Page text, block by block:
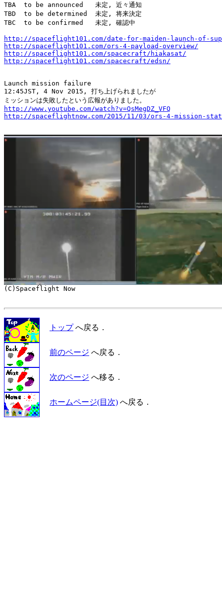
TBA  to be announced   未定, 近々通知
TBD  to be determined  未定, 将来決定
TBC  to be confirmed   未定, 確認中
http://spaceflight101.com/date-for-maiden-launch-of-
http://spaceflight101.com/ors-4-payload-overview/
http://spaceflight101.com/spacecraft/hiakasat/
http://spaceflight101.com/spacecraft/edsn/
Launch mission failure
12:45JST, 4 Nov 2015, 打ち上げられましたが
http://www.youtube.com/watch?v=QsMegDZ_VFQ
http://spaceflightnow.com/2015/11/03/ors-4-mission-
トップへ戻る．
前のページ へ戻る．
次のページ へ移る．
ホームページ(目次) へ戻る．